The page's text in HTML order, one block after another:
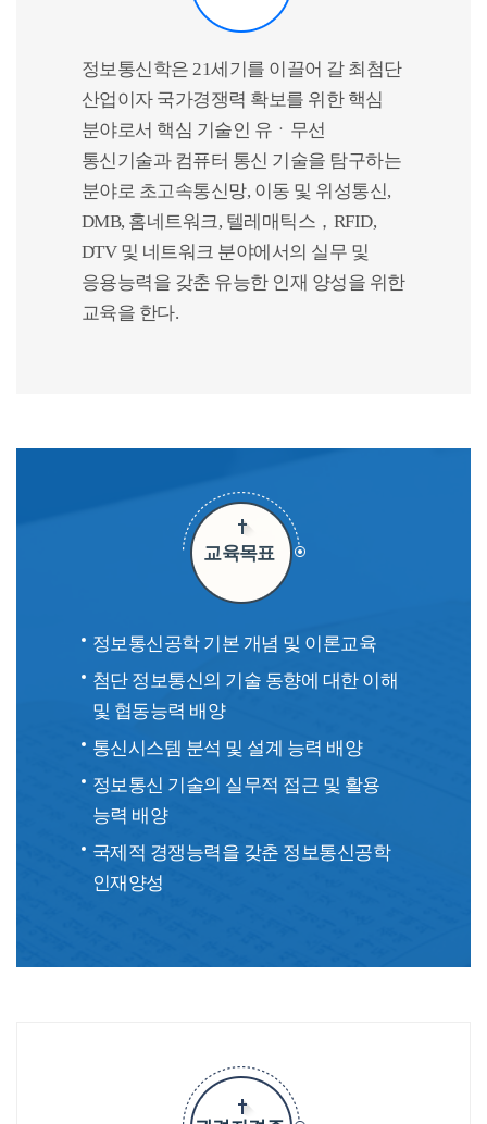
정보통신학은 21세기를 이끌어 갈 최첨단
산업이자 국가경쟁력 확보를 위한 핵심
분야로서 핵심 기술인 유ㆍ무선
통신기술과 컴퓨터 통신 기술을 탐구하는
분야로 초고속통신망, 이동 및 위성통신,
DMB, 홈네트워크, 텔레매틱스，RFID,
DTV 및 네트워크 분야에서의 실무 및
응용능력을 갖춘 유능한 인재 양성을 위한
교육을 한다.
교육목표
정보통신공학 기본 개념 및 이론교육
첨단 정보통신의 기술 동향에 대한 이해
및 협동능력 배양
통신시스템 분석 및 설계 능력 배양
정보통신 기술의 실무적 접근 및 활용
능력 배양
국제적 경쟁능력을 갖춘 정보통신공학
인재양성